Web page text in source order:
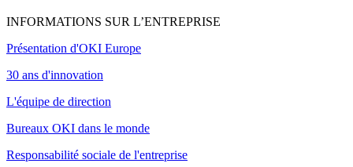
INFORMATIONS SUR L’ENTREPRISE
Présentation d'OKI Europe
30 ans d'innovation
L'équipe de direction
Bureaux OKI dans le monde
Responsabilité sociale de l'entreprise